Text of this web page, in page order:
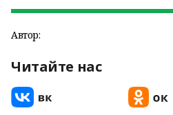
Автор:
Читайте нас